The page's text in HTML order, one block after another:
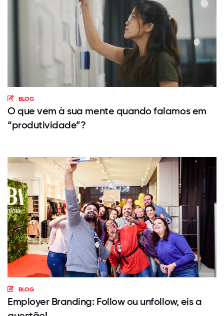
BLOG
O que vem à sua mente quando falamos em
“produtividade”?
BLOG
Employer Branding: Follow ou unfollow, eis a